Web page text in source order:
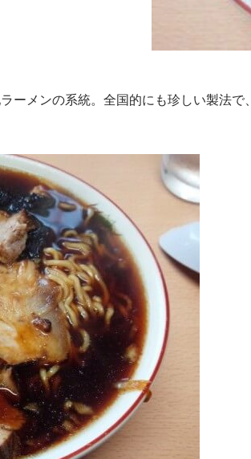
ーメンの系統。全国的にも珍しい製法